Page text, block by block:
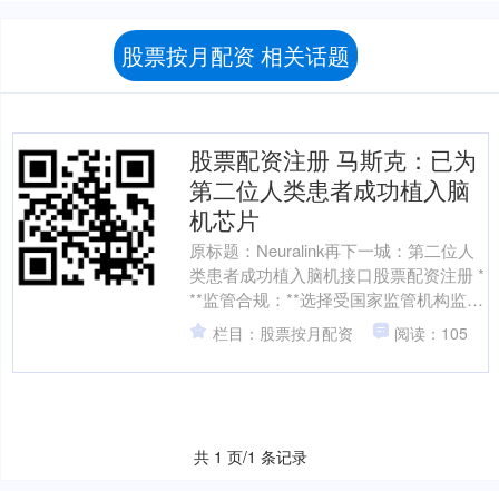
股票按月配资 相关话题
股票配资注册 马斯克：已为
第二位人类患者成功植入脑
机芯片
原标题：Neuralink再下一城：第二位人
类患者成功植入脑机接口股票配资注册 *
**监管合规：**选择受国家监管机构监管
的平台，确保其合法性和可靠性。 来
自....
栏目：股票按月配资 阅读：105
共 1 页/1 条记录